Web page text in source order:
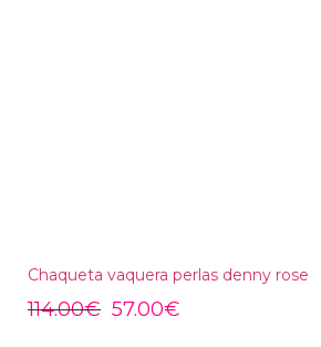
Chaqueta vaquera perlas denny rose
114.00€ 57.00€